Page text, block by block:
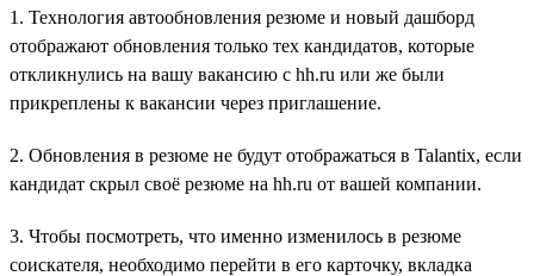
1. Технология автообновления резюме и новый дашборд
отображают обновления только тех кандидатов, которые
откликнулись на вашу вакансию с hh.ru или же были
прикреплены к вакансии через приглашение.
2. Обновления в резюме не будут отображаться в Talantix, если
кандидат скрыл своё резюме на hh.ru от вашей компании.
3. Чтобы посмотреть, что именно изменилось в резюме
соискателя, необходимо перейти в его карточку, вкладка